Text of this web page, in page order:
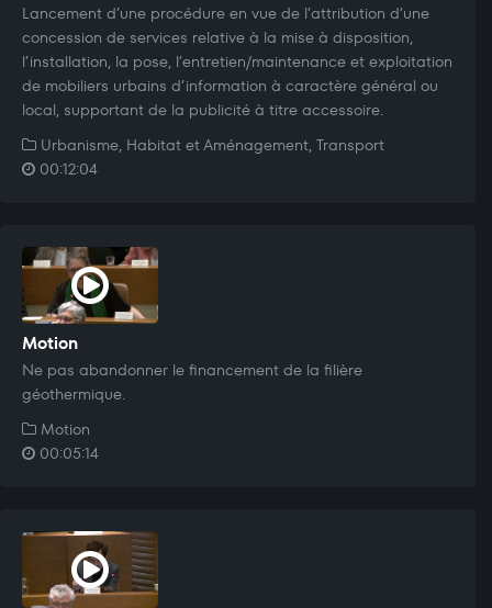
Lancement d’une procédure en vue de l’attribution d’une
concession de services relative à la mise à disposition,
l’installation, la pose, l’entretien/maintenance et exploitation
de mobiliers urbains d’information à caractère général ou
local, supportant de la publicité à titre accessoire.
Urbanisme, Habitat et Aménagement, Transport
00:12:04
Motion
Ne pas abandonner le financement de la filière
géothermique.
Motion
00:05:14